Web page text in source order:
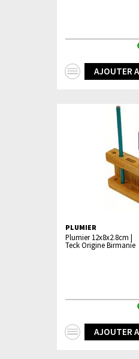
AJOUTER
PLUMIER
Plumier 12x8x2.8cm |
Teck Origine Birmanie
AJOUTER